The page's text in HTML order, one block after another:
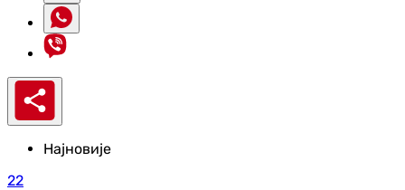
Најновије
22